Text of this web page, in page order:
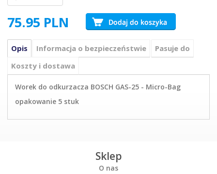
75.95 PLN
Opis Informacja o bezpieczeństwie
Pasuje do
Koszty i dostawa
Worek do odkurzacza BOSCH GAS-25 - Micro-Bag
opakowanie 5 stuk
Sklep
O nas